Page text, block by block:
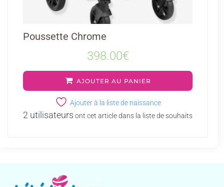
Poussette Chrome
398.00€
AJOUTER AU PANIER
Ajouter à la liste de naissance
2 utilisateurs ont cet article dans la liste de souhaits